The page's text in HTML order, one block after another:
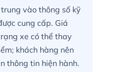
vào thông số kỹ
cung cấp. Giá
xe có thể thay
khách hàng nên
thông tin hiện hành.